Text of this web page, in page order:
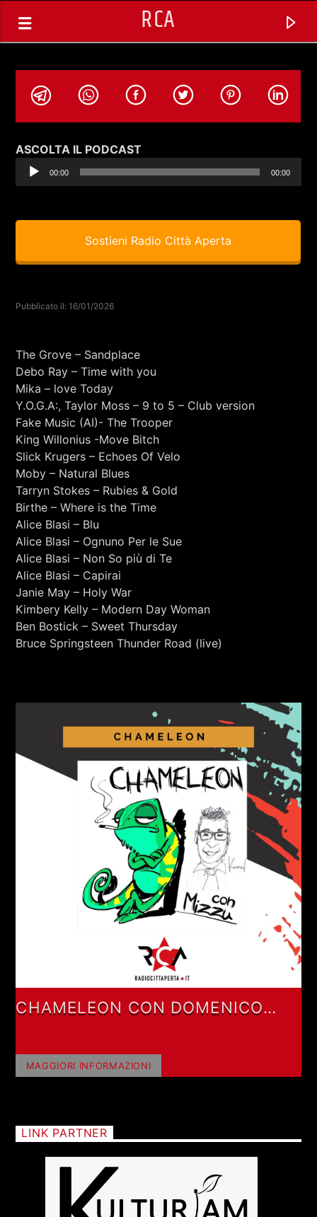
RCA
ARTISTA A LA VISTA CON
+393401974468
Sostieni Radio Città Aperta
ASCOLTA IL PODCAST
Player
00:00 00:00
Sostieni Radio Città Aperta
Pubblicato il: 16/01/2026
The Grove – Sandplace
Debo Ray – Time with you
Mika – love Today
Y.O.G.A:, Taylor Moss – 9 to 5 – Club version
Fake Music (AI)- The Trooper
King Willonius -Move Bitch
Slick Krugers – Echoes Of Velo
Moby – Natural Blues
Tarryn Stokes – Rubies & Gold
Birthe – Where is the Time
Alice Blasi – Blu
Alice Blasi – Ognuno Per le Sue
Alice Blasi – Non So più di Te
Alice Blasi – Capirai
Janie May – Holy War
Kimbery Kelly – Modern Day Woman
Ben Bostick – Sweet Thursday
Bruce Springsteen Thunder Road (live)
CHAMELEON CON DOMENICO
MAGGIORI INFORMAZIONI
LINK PARTNER